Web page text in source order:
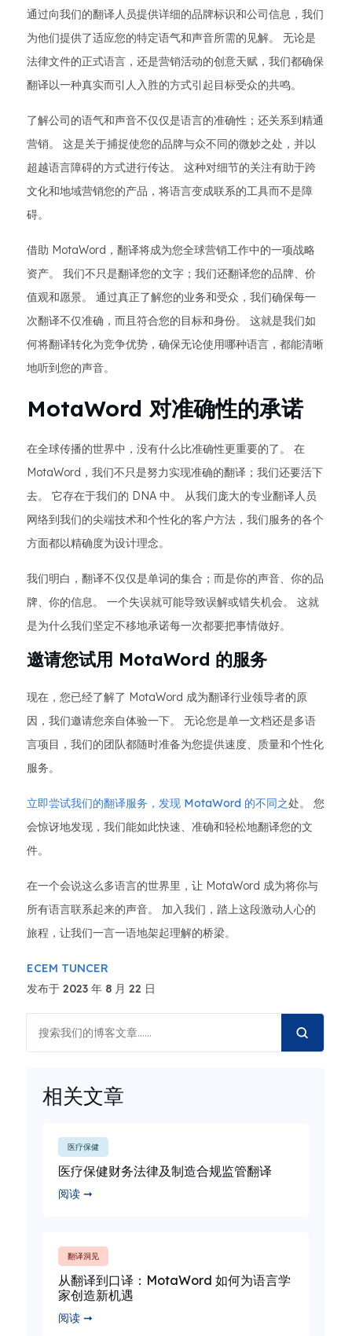
通过向我们的翻译人员提供详细的品牌标识和公司信息，我们
为他们提供了适应您的特定语气和声音所需的见解。 无论是
法律文件的正式语言，还是营销活动的创意天赋，我们都确保
翻译以一种真实而引人入胜的方式引起目标受众的共鸣。
了解公司的语气和声音不仅仅是语言的准确性；还关系到精通
营销。 这是关于捕捉使您的品牌与众不同的微妙之处，并以
超越语言障碍的方式进行传达。 这种对细节的关注有助于跨
文化和地域营销您的产品，将语言变成联系的工具而不是障
碍。
借助 MotaWord，翻译将成为您全球营销工作中的一项战略
资产。 我们不只是翻译您的文字；我们还翻译您的品牌、价
值观和愿景。 通过真正了解您的业务和受众，我们确保每一
次翻译不仅准确，而且符合您的目标和身份。 这就是我们如
何将翻译转化为竞争优势，确保无论使用哪种语言，都能清晰
地听到您的声音。
MotaWord 对准确性的承诺
在全球传播的世界中，没有什么比准确性更重要的了。 在
MotaWord，我们不只是努力实现准确的翻译；我们还要活下
去。 它存在于我们的 DNA 中。 从我们庞大的专业翻译人员
网络到我们的尖端技术和个性化的客户方法，我们服务的各个
方面都以精确度为设计理念。
我们明白，翻译不仅仅是单词的集合；而是你的声音、你的品
牌、你的信息。 一个失误就可能导致误解或错失机会。 这就
是为什么我们坚定不移地承诺每一次都要把事情做好。
邀请您试用 MotaWord 的服务
现在，您已经了解了 MotaWord 成为翻译行业领导者的原
因，我们邀请您亲自体验一下。 无论您是单一文档还是多语
言项目，我们的团队都随时准备为您提供速度、质量和个性化
服务。
立即尝试我们的翻译服务，发现 MotaWord 的不同之处。 您
会惊讶地发现，我们能如此快速、准确和轻松地翻译您的文
件。
在一个会说这么多语言的世界里，让 MotaWord 成为将你与
所有语言联系起来的声音。 加入我们，踏上这段激动人心的
旅程，让我们一言一语地架起理解的桥梁。
ECEM TUNCER
发布于 2023 年 8 月 22 日
相关文章
医疗保健
医疗保健财务法律及制造合规监管翻译
阅读 ➞
翻译洞见
从翻译到口译：MotaWord 如何为语言学
家创造新机遇
阅读 ➞